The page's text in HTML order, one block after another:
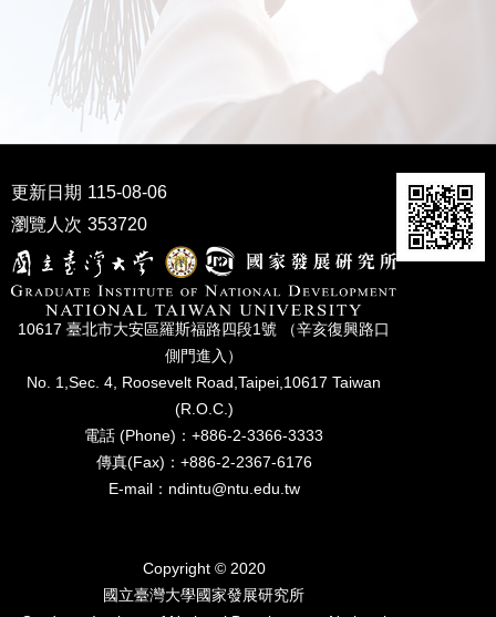
更新日期 115-08-06
瀏覽人次 353720
10617 臺北市⼤安區羅斯福路四段1號 （辛亥復興路⼝
側⾨進入）
No. 1,Sec. 4, Roosevelt Road,Taipei,10617 Taiwan
(R.O.C.)
電話 (Phone)：+886-2-3366-3333
傳真(Fax)：+886-2-2367-6176
E-mail：ndintu@ntu.edu.tw
Copyright © 2020
國立臺灣⼤學國家發展研究所